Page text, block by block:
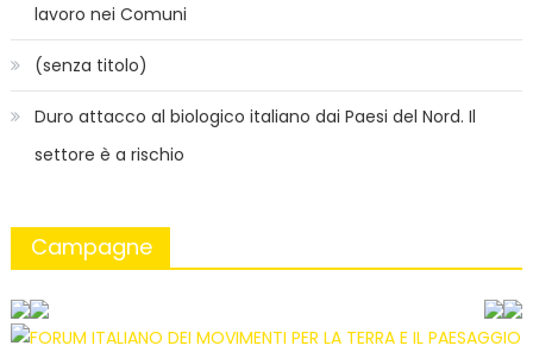
lavoro nei Comuni
(senza titolo)
Duro attacco al biologico italiano dai Paesi del Nord. Il
settore è a rischio
Campagne